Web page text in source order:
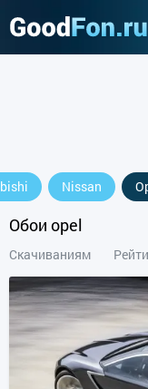
Nissan
Обои opel
Скачиваниям